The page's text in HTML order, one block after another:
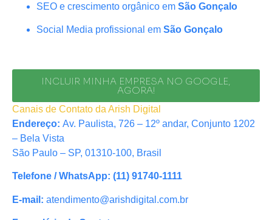
SEO e crescimento orgânico em São Gonçalo
Social Media profissional em São Gonçalo
INCLUIR MINHA EMPRESA NO GOOGLE,
AGORA!
Canais de Contato da Arish Digital
Endereço: Av. Paulista, 726 – 12º andar, Conjunto 1202
– Bela Vista
São Paulo – SP, 01310-100, Brasil
Telefone / WhatsApp: (11) 91740-1111
E-mail: atendimento@arishdigital.com.br